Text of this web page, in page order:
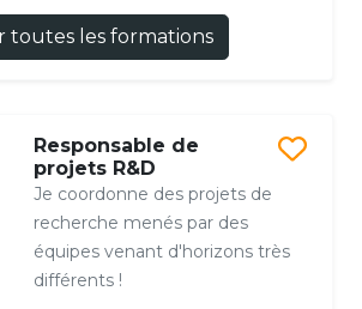
toutes les formations
Responsable de
projets R&D
Je coordonne des projets de
recherche menés par des
équipes venant d'horizons très
différents !